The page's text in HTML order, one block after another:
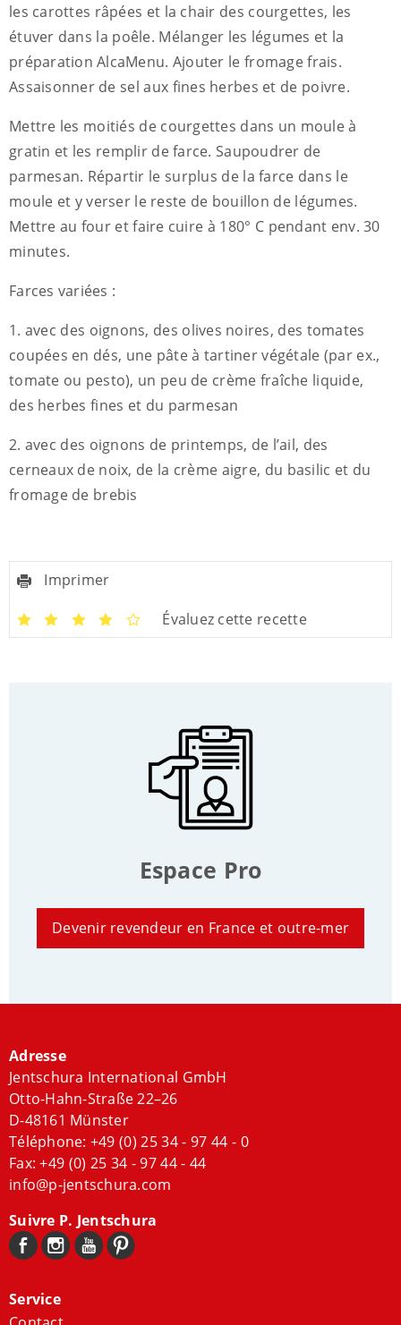
les carottes râpées et la chair des courgettes, les
étuver dans la poêle. Mélanger les légumes et la
préparation AlcaMenu. Ajouter le fromage frais.
Assaisonner de sel aux fines herbes et de poivre.
Mettre les moitiés de courgettes dans un moule à
gratin et les remplir de farce. Saupoudrer de
parmesan. Répartir le surplus de la farce dans le
moule et y verser le reste de bouillon de légumes.
Mettre au four et faire cuire à 180° C pendant env. 30
minutes.
Farces variées :
1. avec des oignons, des olives noires, des tomates
coupées en dés, une pâte à tartiner végétale (par ex.,
tomate ou pesto), un peu de crème fraîche liquide,
des herbes fines et du parmesan
2. avec des oignons de printemps, de l’ail, des
cerneaux de noix, de la crème aigre, du basilic et du
fromage de brebis
Imprimer
Évaluez cette recette
Espace Pro
Devenir revendeur en France et outre-mer
Adresse
Jentschura International GmbH
Otto-Hahn-Straße 22–26
D-48161 Münster
Téléphone: +49 (0) 25 34 - 97 44 - 0
Fax: +49 (0) 25 34 - 97 44 - 44
info@p-jentschura.com
Suivre P. Jentschura
Service